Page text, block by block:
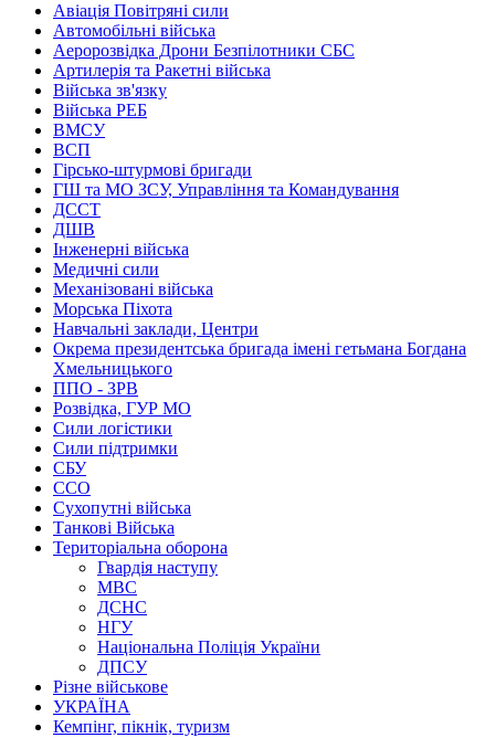
Авіація Повітряні сили
Автомобільні війська
Аеророзвідка Дрони Безпілотники СБС
Артилерія та Ракетні війська
Війська зв'язку
Війська РЕБ
ВМСУ
ВСП
Гірсько-штурмові бригади
ГШ та МО ЗСУ, Управління та Командування
ДССТ
ДШВ
Інженерні війська
Медичні сили
Механізовані війська
Морська Піхота
Навчальні заклади, Центри
Окрема президентська бригада імені гетьмана Богдана
Хмельницького
ППО - ЗРВ
Розвідка, ГУР МО
Сили логістики
Сили підтримки
СБУ
ССО
Сухопутні війська
Танкові Війська
Територіальна оборона
Гвардія наступу
МВС
ДСНС
НГУ
Національна Поліція України
ДПСУ
Різне військове
УКРАЇНА
Кемпінг, пікнік, туризм